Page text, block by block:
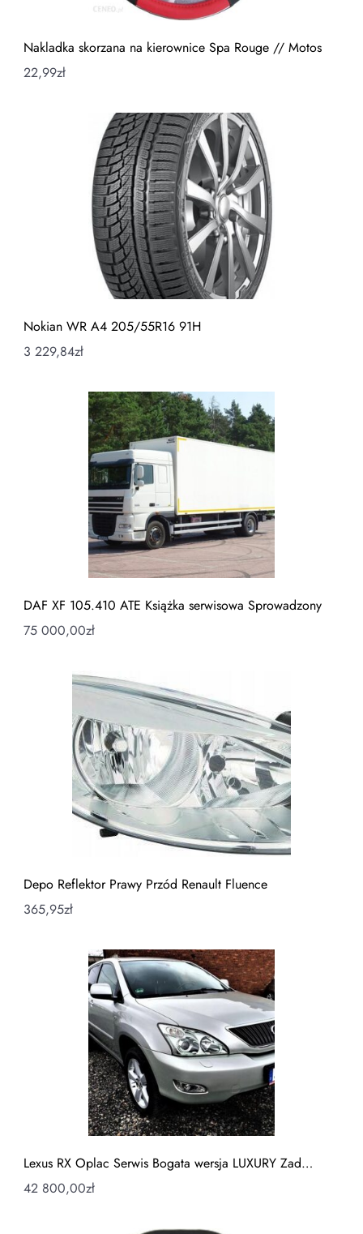
Nakladka skorzana na kierownice Spa Rouge // Motos
22,99zł
Nokian WR A4 205/55R16 91H
3 229,84zł
DAF XF 105.410 ATE Książka serwisowa Sprowadzony
75 000,00zł
Depo Reflektor Prawy Przód Renault Fluence
365,95zł
Lexus RX Oplac Serwis Bogata wersja LUXURY Zad…
42 800,00zł